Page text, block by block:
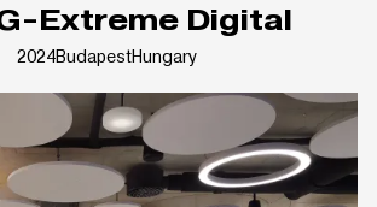
Extreme Digital
2024BudapestHungary